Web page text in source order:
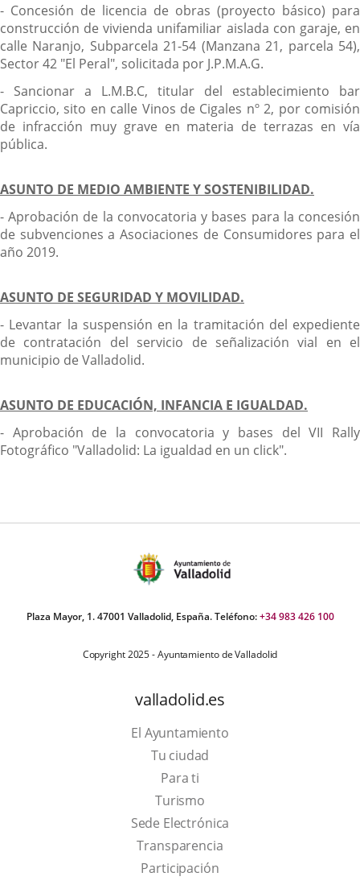
- Concesión de licencia de obras (proyecto básico) para
construcción de vivienda unifamiliar aislada con garaje, en
calle Naranjo, Subparcela 21-54 (Manzana 21, parcela 54),
Sector 42 "El Peral", solicitada por J.P.M.A.G.
- Sancionar a L.M.B.C, titular del establecimiento bar
Capriccio, sito en calle Vinos de Cigales nº 2, por comisión
de infracción muy grave en materia de terrazas en vía
pública.
ASUNTO DE MEDIO AMBIENTE Y SOSTENIBILIDAD.
- Aprobación de la convocatoria y bases para la concesión
de subvenciones a Asociaciones de Consumidores para el
año 2019.
ASUNTO DE SEGURIDAD Y MOVILIDAD.
- Levantar la suspensión en la tramitación del expediente
de contratación del servicio de señalización vial en el
municipio de Valladolid.
ASUNTO DE EDUCACIÓN, INFANCIA E IGUALDAD.
- Aprobación de la convocatoria y bases del VII Rally
Fotográfico "Valladolid: La igualdad en un click".
Plaza Mayor, 1. 47001 Valladolid, España. Teléfono:+34 983 426 100
Copyright 2025 - Ayuntamiento de Valladolid
valladolid.es
El Ayuntamiento
Tu ciudad
Para ti
TurismoThis
link
will
open
Sede Electrónica
Transparencia
Participación